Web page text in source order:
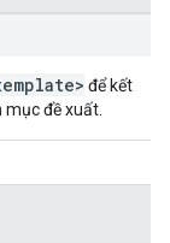
để kết
đề xuất.